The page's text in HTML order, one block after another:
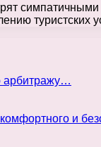
туристских
арбитражу…
и